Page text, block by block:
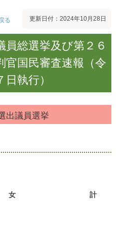
る 更新日付：2024年10月28日
員総選挙及び第２６
官国民審査速報（令
執行）
出議員選挙
女 計